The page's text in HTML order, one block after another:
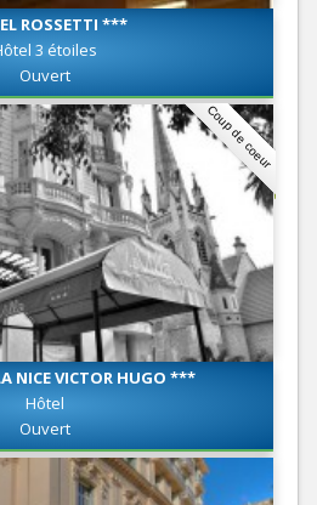
ROSSETTI ***
3 étoiles
Ouvert
Coup de coeur
NICE VICTOR HUGO ***
Hôtel
Ouvert